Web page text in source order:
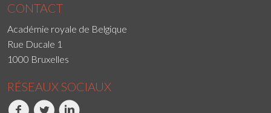
CONTACT
Académie royale de Belgique
Rue Ducale 1
1000 Bruxelles
RÉSEAUX SOCIAUX